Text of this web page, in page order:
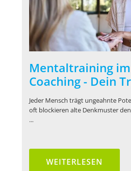
Mentaltraining im
Coaching - Dein
Jeder Mensch trägt ungeahnte
oft blockieren alte Denkmuster
...
WEITERLESEN